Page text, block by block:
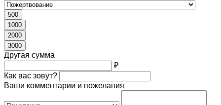
500
1000
2000
3000
Другая сумма
₽
Как вас зовут?
Ваши комментарии и пожелания